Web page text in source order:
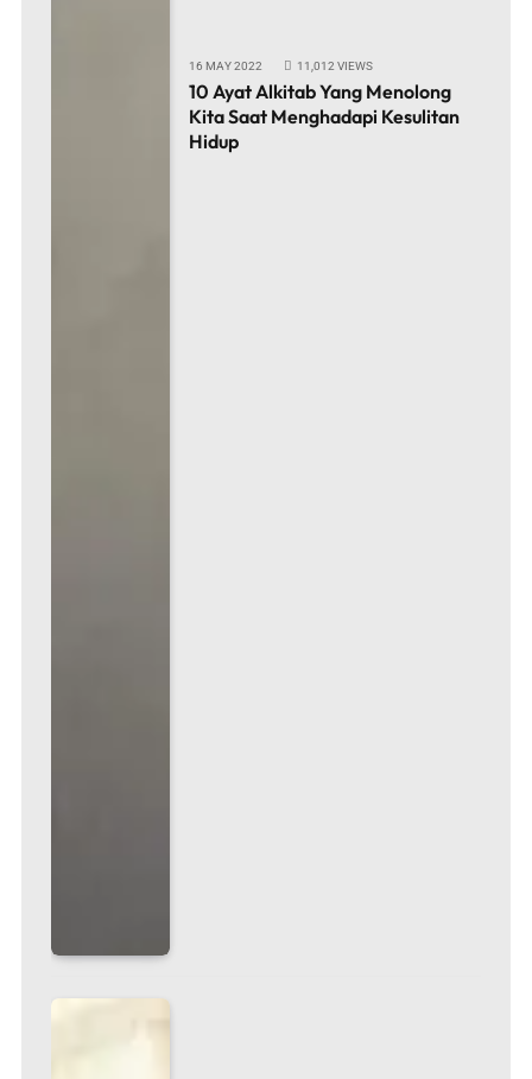
16 MAY 2022 11,012 VIEWS
10 Ayat Alkitab Yang Menolong
Kita Saat Menghadapi Kesulitan
Hidup